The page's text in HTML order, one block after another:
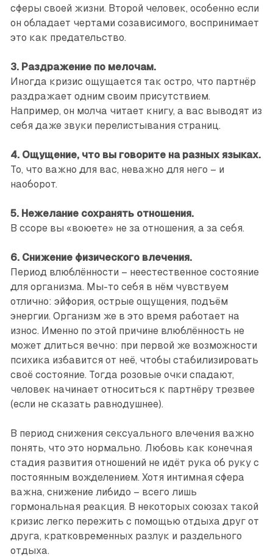
сферы своей жизни. Второй человек, особенно если
он обладает чертами созависимого, воспринимает
это как предательство.
3. Раздражение по мелочам.
Иногда кризис ощущается так остро, что партнёр
раздражает одним своим присутствием.
Например, он молча читает книгу, а вас выводят из
себя даже звуки перелистывания страниц.
4. Ощущение, что вы говорите на разных языках.
То, что важно для вас, неважно для него – и
наоборот.
5. Нежелание сохранять отношения.
В ссоре вы «воюете» не за отношения, а за себя.
6. Снижение физического влечения.
Период влюблённости – неестественное состояние
для организма. Мы-то себя в нём чувствуем
отлично: эйфория, острые ощущения, подъём
энергии. Организм же в это время работает на
износ. Именно по этой причине влюблённость не
может длиться вечно: при первой же возможности
психика избавится от неё, чтобы стабилизировать
своё состояние. Тогда розовые очки спадают,
человек начинает относиться к партнёру трезвее
(если не сказать равнодушнее).
В период снижения сексуального влечения важно
понять, что это нормально. Любовь как конечная
стадия развития отношений не идёт рука об руку с
постоянным вожделением. Хотя интимная сфера
важна, снижение либидо – всего лишь
гормональная реакция. В некоторых союзах такой
кризис легко пережить с помощью отдыха друг от
друга, кратковременных разлук и раздельного
отдыха.